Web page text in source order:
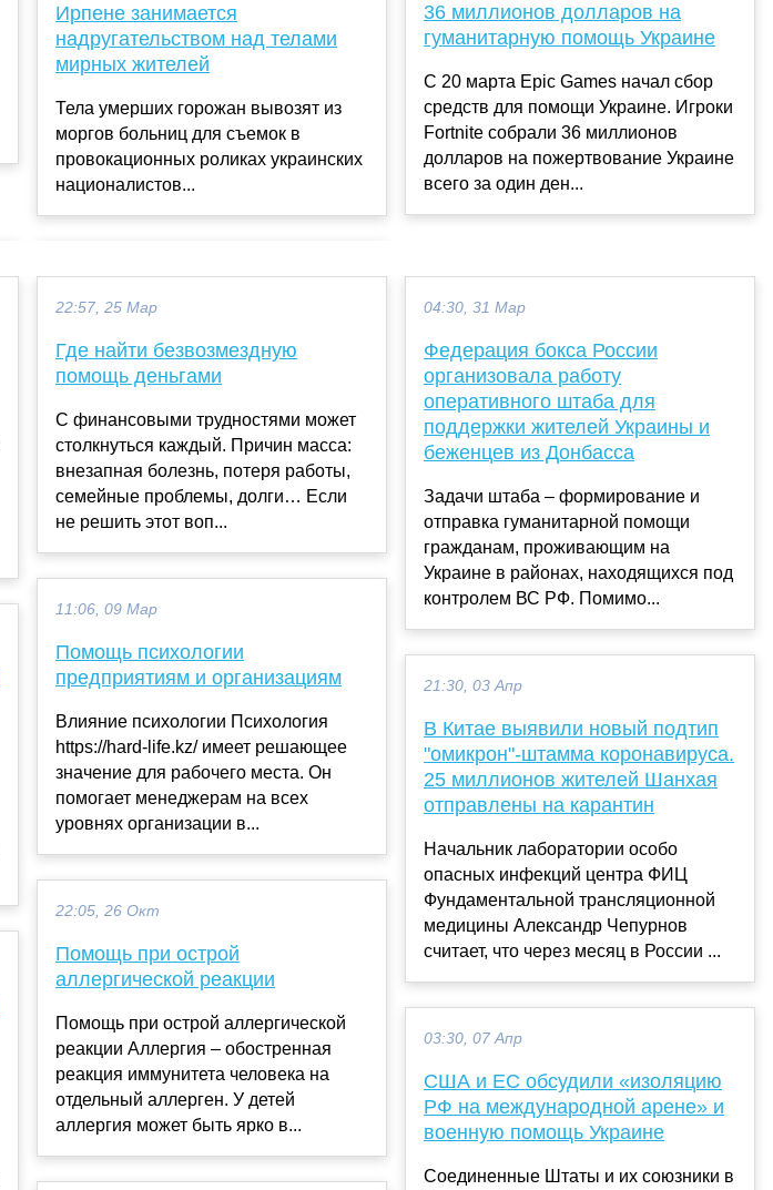
Ирпене занимается
надругательством над телами
мирных жителей
Тела умерших горожан вывозят из
моргов больниц для съемок в
провокационных роликах украинских
националистов...
36 миллионов долларов на
гуманитарную помощь Украине
С 20 марта Epic Games начал сбор
средств для помощи Украине. Игроки
Fortnite собрали 36 миллионов
долларов на пожертвование Украине
всего за один ден...
22:57, 25 Мар
Где найти безвозмездную
помощь деньгами
С финансовыми трудностями может
столкнуться каждый. Причин масса:
внезапная болезнь, потеря работы,
семейные проблемы, долги… Если
не решить этот воп...
11:06, 09 Мар
Помощь психологии
предприятиям и организациям
Влияние психологии Психология
https://hard-life.kz/ имеет решающее
значение для рабочего места. Он
помогает менеджерам на всех
уровнях организации в...
22:05, 26 Окт
Помощь при острой
аллергической реакции
Помощь при острой аллергической
реакции Аллергия – обостренная
реакция иммунитета человека на
отдельный аллерген. У детей
аллергия может быть ярко в...
04:30, 31 Мар
Федерация бокса России
организовала работу
оперативного штаба для
поддержки жителей Украины и
беженцев из Донбасса
Задачи штаба – формирование и
отправка гуманитарной помощи
гражданам, проживающим на
Украине в районах, находящихся под
контролем ВС РФ. Помимо...
21:30, 03 Апр
В Китае выявили новый подтип
"омикрон"-штамма коронавируса.
25 миллионов жителей Шанхая
отправлены на карантин
Начальник лаборатории особо
опасных инфекций центра ФИЦ
Фундаментальной трансляционной
медицины Александр Чепурнов
считает, что через месяц в России ...
03:30, 07 Апр
США и ЕС обсудили «изоляцию
РФ на международной арене» и
военную помощь Украине
Соединенные Штаты и их союзники в